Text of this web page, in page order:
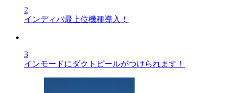
2
インディバ最上位機種導入！
3
インモードにダクトピールがつけられます！